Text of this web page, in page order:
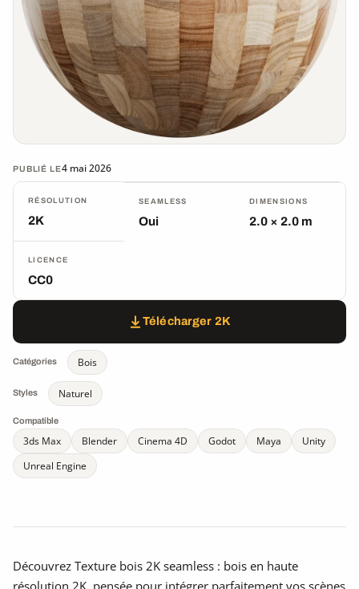
PUBLIÉ LE4 mai 2026
RÉSOLUTION
2K
SEAMLESS
Oui
DIMENSIONS
2.0 × 2.0 m
LICENCE
CC0
Télécharger 2K
Catégories Bois
Styles Naturel
Compatible
3ds Max Blender Cinema 4D Godot Maya
Unity
Unreal Engine
Découvrez Texture bois 2K seamless : bois en haute
résolution 2K, pensée pour intégrer parfaitement vos scènes